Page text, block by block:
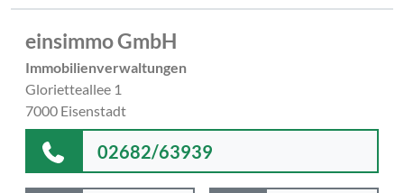
einsimmo GmbH
Immobilienverwaltungen
Glorietteallee 1
7000 Eisenstadt
02682/63939